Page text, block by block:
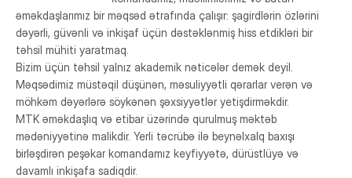
Yeməkxana
Kitabxana
Nəqliyyat
STEAM Mərkəzi
əməkdaşlarımız bir məqsəd ətrafında çalışır: şagirdlərin özlərini
dəyərli, güvənli və inkişaf üçün dəstəklənmiş hiss etdikləri bir
təhsil mühiti yaratmaq.
Bizim üçün təhsil yalnız akademik nəticələr demək deyil.
Məqsədimiz müstəqil düşünən, məsuliyyətli qərarlar verən və
möhkəm dəyərlərə söykənən şəxsiyyətlər yetişdirməkdir.
MTK əməkdaşlıq və etibar üzərində qurulmuş məktəb
mədəniyyətinə malikdir. Yerli təcrübə ilə beynəlxalq baxışı
birləşdirən peşəkar komandamız keyfiyyətə, dürüstlüyə və
davamlı inkişafa sadiqdir.